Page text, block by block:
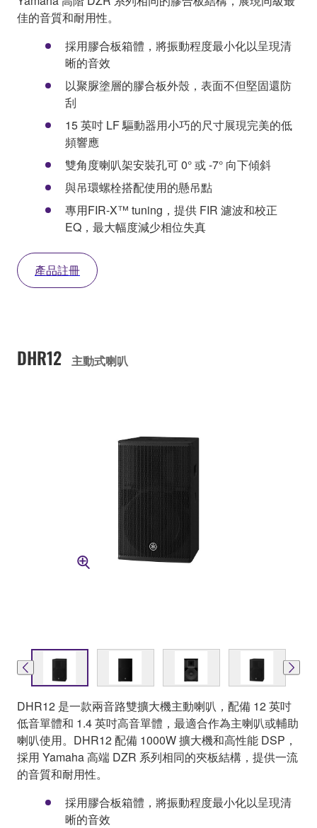
佳的音質和耐用性。
採用膠合板箱體，將振動程度最小化以呈現清
晰的音效
以聚脲塗層的膠合板外殼，表面不但堅固還防
刮
15 英吋 LF 驅動器用小巧的尺寸展現完美的低
頻響應
雙角度喇叭架安裝孔可 0° 或 -7° 向下傾斜
與吊環螺栓搭配使用的懸吊點
專用FIR-X™ tuning，提供 FIR 濾波和校正
EQ，最大幅度減少相位失真
產品註冊
DHR12 主動式喇叭
DHR12 是一款兩音路雙擴大機主動喇叭，配備 12 英吋
低音單體和 1.4 英吋高音單體，最適合作為主喇叭或輔助
喇叭使用。DHR12 配備 1000W 擴大機和高性能 DSP，
採用 Yamaha 高端 DZR 系列相同的夾板結構，提供一流
的音質和耐用性。
採用膠合板箱體，將振動程度最小化以呈現清
晰的音效